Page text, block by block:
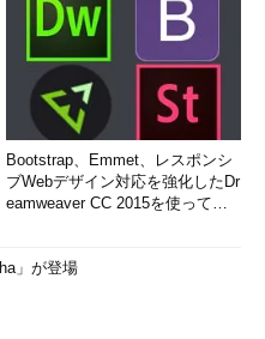
Bootstrap、Emmet、レスポンシ
ブWebデザイン対応を強化したDr
eamweaver CC 2015を使って
」が登場